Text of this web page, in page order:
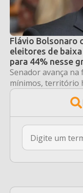
Flávio Bolsonaro
eleitores de
para 44% nesse
Senador avança
mínimos, território